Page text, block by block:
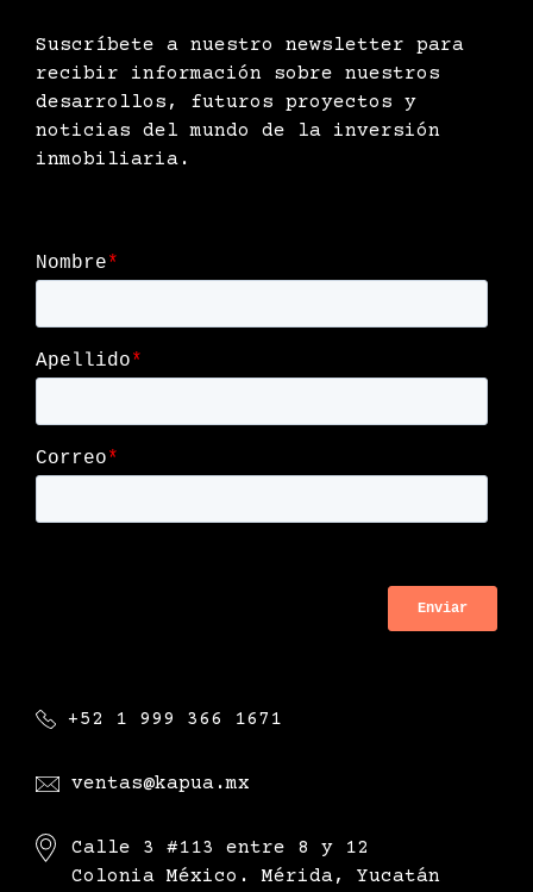
Suscríbete a nuestro newsletter para
recibir información sobre nuestros
desarrollos, futuros proyectos y
noticias del mundo de la inversión
inmobiliaria.
+52 1 999 366 1671
ventas@kapua.mx
Calle 3 #113 entre 8 y 12
Colonia México. Mérida, Yucatán